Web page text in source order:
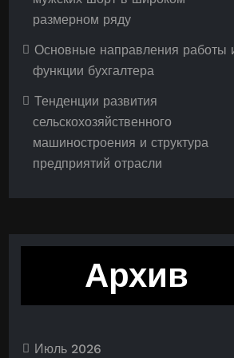
размерном ряду
Основные направления работы
функции бухгалтера
Тенденции развития
сельскохозяйственного
машиностроения и структура
предприятий отрасли
Архив
Июль 2026